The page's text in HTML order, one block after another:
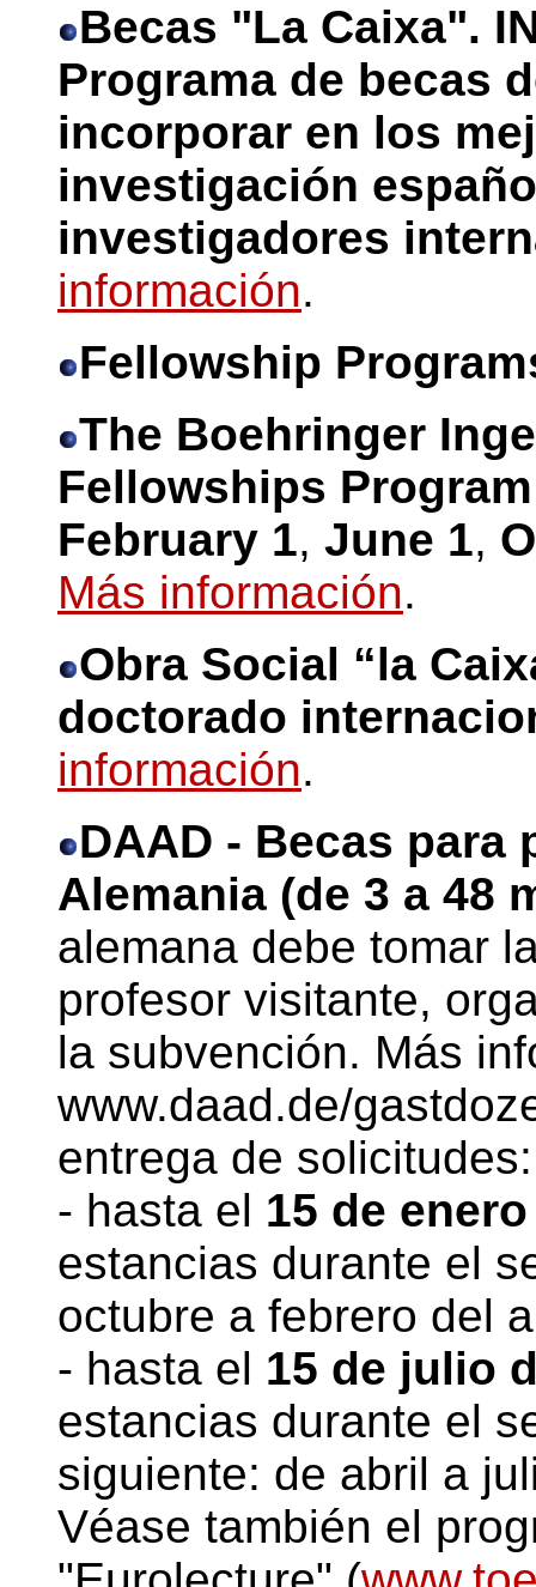
Becas "La Caixa".
Programa de becas
incorporar en los
investigación
investigadores
información.
Fellowship
The Boehringer
Fellowships Program
February 1, June 1,
Más información.
Obra Social “la
doctorado
información.
DAAD - Becas
Alemania (de 3 a 48
alemana debe tomar
profesor visitante,
la subvención. Más
www.daad.de/
entrega de solicitudes:
- hasta el 15 de
estancias durante el
octubre a febrero del
- hasta el 15 de julio
estancias durante el
siguiente: de abril a
Véase también el